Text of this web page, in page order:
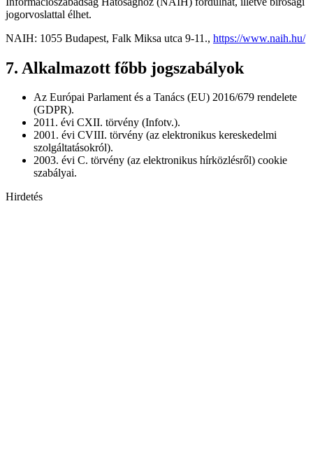
jogorvoslattal élhet.
NAIH: 1055 Budapest, Falk Miksa utca 9-11., https://www.naih.hu/
7. Alkalmazott főbb jogszabályok
Az Európai Parlament és a Tanács (EU) 2016/679 rendelete
(GDPR).
2011. évi CXII. törvény (Infotv.).
2001. évi CVIII. törvény (az elektronikus kereskedelmi
szolgáltatásokról).
2003. évi C. törvény (az elektronikus hírközlésről) cookie
szabályai.
Hirdetés